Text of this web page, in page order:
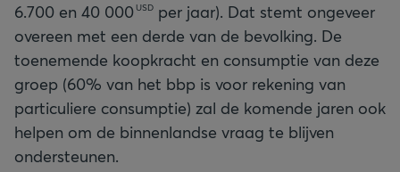
6.700 en 40 000USD per jaar). Dat stemt ongeveer
overeen met een derde van de bevolking. De
toenemende koopkracht en consumptie van deze
groep (60% van het bbp is voor rekening van
particuliere consumptie) zal de komende jaren ook
helpen om de binnenlandse vraag te blijven
ondersteunen.